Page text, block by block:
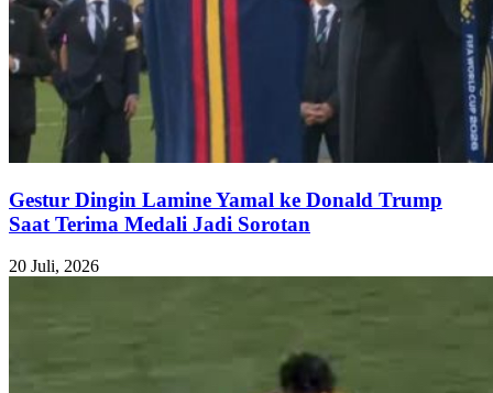
Gestur Dingin Lamine Yamal ke Donald Trump
Saat Terima Medali Jadi Sorotan
20 Juli, 2026